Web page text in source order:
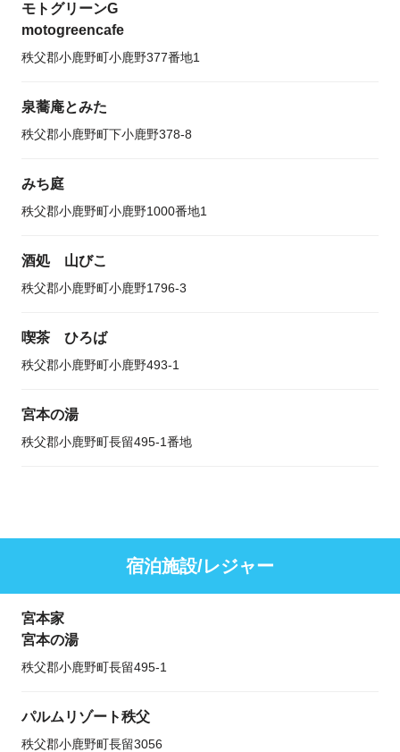
モトグリーンG
motogreencafe
秩父郡小鹿野町小鹿野377番地1
泉蕎庵とみた
秩父郡小鹿野町下小鹿野378-8
みち庭
秩父郡小鹿野町小鹿野1000番地1
酒処 山びこ
秩父郡小鹿野町小鹿野1796-3
喫茶 ひろば
秩父郡小鹿野町小鹿野493-1
宮本の湯
秩父郡小鹿野町長留495-1番地
宿泊施設/レジャー
宮本家
宮本の湯
秩父郡小鹿野町長留495-1
パルムリゾート秩父
秩父郡小鹿野町長留3056